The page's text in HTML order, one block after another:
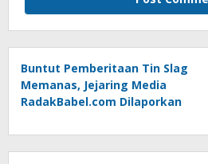
Buntut Pemberitaan Tin Slag
Memanas, Jejaring Media
RadakBabel.com Dilaporkan
Pers